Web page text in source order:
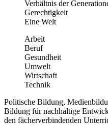
Verhältnis der
Gerechtigkeit
Eine Welt
Arbeit
Beruf
Gesundheit
Umwelt
Wirtschaft
Technik
Politische Bildung,
Bildung für nachhaltige
den fächerverbindenden